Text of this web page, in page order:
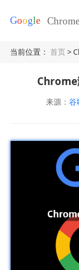
当前位置：首页>
Chrome
来源： 谷